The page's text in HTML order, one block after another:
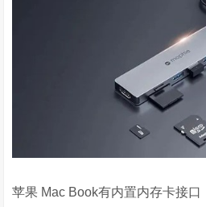
苹果 Mac Book有内置内存卡接口